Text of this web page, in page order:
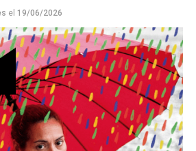
☝️viene con doble tapa, que
Sin chamuyo, a remarla.
el 19/06/2026